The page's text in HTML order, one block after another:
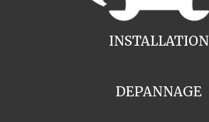
INSTALLATION
DEPANNAGE